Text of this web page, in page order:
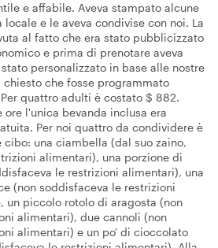
e affabile. Aveva stampato alcune
e le aveva condivise con noi. La
al fatto che era stato pubblicizzato
e prima di prenotare aveva
personalizzato in base alle nostre
che fosse programmato
quattro adulti è costato $ 882.
l'unica bevanda inclusa era
Per noi quattro da condividere è
una ciambella (dal suo zaino,
alimentari), una porzione di
le restrizioni alimentari), una
(non soddisfaceva le restrizioni
un piccolo rotolo di aragosta (non
alimentari), due cannoli (non
alimentari) e un po' di cioccolato